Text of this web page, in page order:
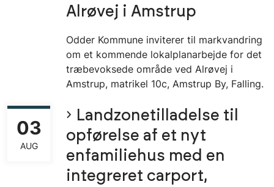
Alrøvej i Amstrup
Odder Kommune inviterer til markvandring
om et kommende lokalplanarbejde for det
træbevoksede område ved Alrøvej i
Amstrup, matrikel 10c, Amstrup By, Falling.
Landzonetilladelse til
opførelse af et nyt
enfamiliehus med en
integreret carport,
03
AUG